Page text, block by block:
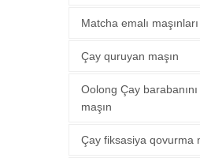
Matcha emalı maşınları
Çay quruyan maşın
Oolong Çay
maşın
Çay fiksasiya qovurma